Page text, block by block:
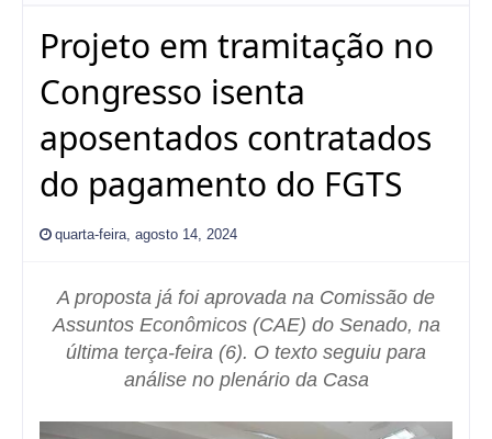
Projeto em tramitação no
Congresso isenta
aposentados contratados
do pagamento do FGTS
quarta-feira, agosto 14, 2024
A proposta já foi aprovada na Comissão de
Assuntos Econômicos (CAE) do Senado, na
última terça-feira (6). O texto seguiu para
análise no plenário da Casa